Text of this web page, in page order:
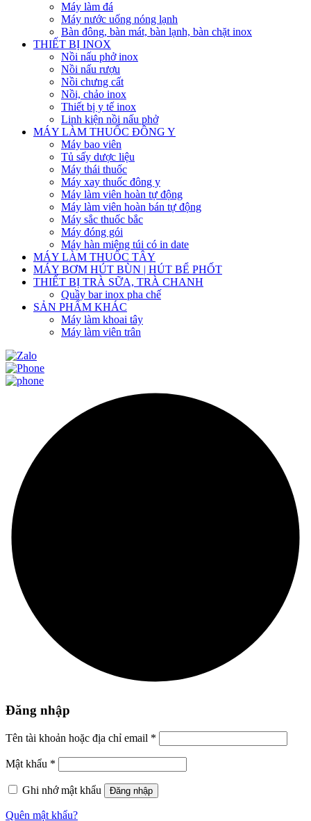
Máy làm đá
Máy nước uống nóng lạnh
Bàn đông, bàn mát, bàn lạnh, bàn chặt inox
THIẾT BỊ INOX
Nồi nấu phở inox
Nồi nấu rượu
Nồi chưng cất
Nồi, chảo inox
Thiết bị y tế inox
Linh kiện nồi nấu phở
MÁY LÀM THUỐC ĐÔNG Y
Máy bao viên
Tủ sấy dược liệu
Máy thái thuốc
Máy xay thuốc đông y
Máy làm viên hoàn tự động
Máy làm viên hoàn bán tự động
Máy sắc thuốc bắc
Máy đóng gói
Máy hàn miệng túi có in date
MÁY LÀM THUỐC TÂY
MÁY BƠM HÚT BÙN | HÚT BỂ PHỐT
THIẾT BỊ TRÀ SỮA, TRÀ CHANH
Quầy bar inox pha chế
SẢN PHẨM KHÁC
Máy làm khoai tây
Máy làm viên trân
Đăng nhập
Tên tài khoản hoặc địa chỉ email *
Mật khẩu *
Ghi nhớ mật khẩu Đăng nhập
Quên mật khẩu?